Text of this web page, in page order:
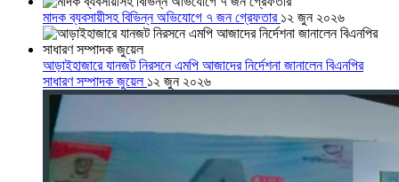
মাদক ব্যবসায়ীসহ বিভিন্ন অভিযোগে ৭ জন গ্রেফতার ১২ জুন ২০২৬
আড়াইহাজারে যানজট নিরসনে এমপি আজাদের নির্দেশনা জানালেন বিএনপির
সাধারণ সম্পাদক জুয়েল ১২ জুন ২০২৬